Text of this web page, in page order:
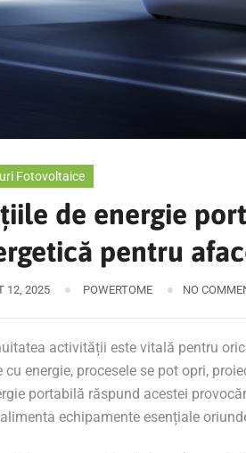
Fotovoltaice
de energie
pentru
12, 2025 POWERTOME NO
activității este vitală pentru
cu energie, procesele se pot opri,
portabilă răspund acestei
echipamente esențiale